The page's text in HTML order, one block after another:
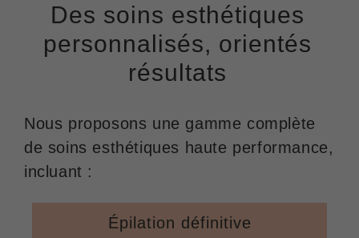
Des soins esthétiques
personnalisés, orientés
résultats
Nous proposons une gamme complète
de soins esthétiques haute performance,
incluant :
Épilation définitive